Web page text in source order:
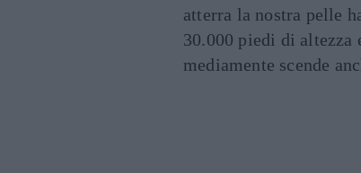
atterra la nostra pelle
30.000 piedi di altezza
mediamente scende